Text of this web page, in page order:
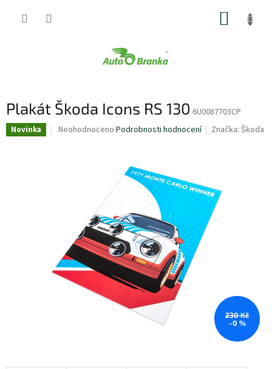
Plakát Škoda Icons RS 130 6U0087703CP
Novinka
Průměrné
Neohodnoceno Podrobnosti hodnocení Značka:Škoda
230 Kč
–0 %